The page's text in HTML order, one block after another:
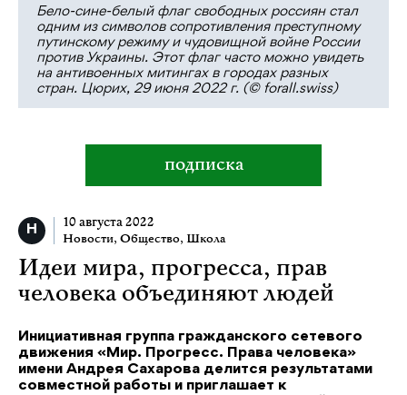
Бело-сине-белый флаг свободных россиян стал
одним из символов сопротивления преступному
путинскому режиму и чудовищной войне России
против Украины. Этот флаг часто можно увидеть
на антивоенных митингах в городах разных
стран. Цюрих, 29 июня 2022 г. (© forall.swiss)
подписка
10 августа 2022
Новости, Общество, Школа
Идеи мира, прогресса, прав
человека объединяют людей
Инициативная группа гражданского сетевого
движения «Мир. Прогресс. Права человека»
имени Андрея Сахарова делится результатами
совместной работы и приглашает к